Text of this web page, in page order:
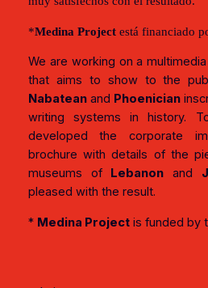
*Medina Projectestá financiado
We are working on a
that aims to show to the
Nabateanand Phoenician
writing systems in history.
developed the corporate
brochure with details of the
museums of Lebanon and
pleased with the result.
* Medina Projectis funded by